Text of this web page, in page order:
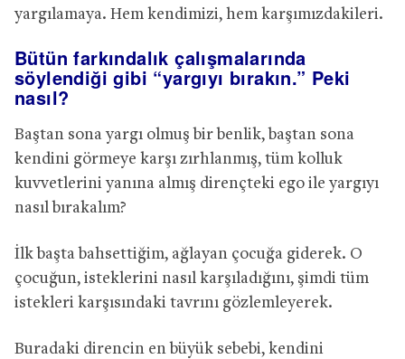
yargılamaya. Hem kendimizi, hem karşımızdakileri.
Bütün farkındalık çalışmalarında
söylendiği gibi “yargıyı bırakın.” Peki
nasıl?
Baştan sona yargı olmuş bir benlik, baştan sona
kendini görmeye karşı zırhlanmış, tüm kolluk
kuvvetlerini yanına almış dirençteki ego ile yargıyı
nasıl bırakalım?
İlk başta bahsettiğim, ağlayan çocuğa giderek. O
çocuğun, isteklerini nasıl karşıladığını, şimdi tüm
istekleri karşısındaki tavrını gözlemleyerek.
Buradaki direncin en büyük sebebi, kendini